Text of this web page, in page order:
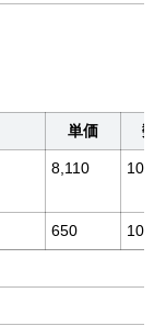
単価 数
8,110 100
650 100